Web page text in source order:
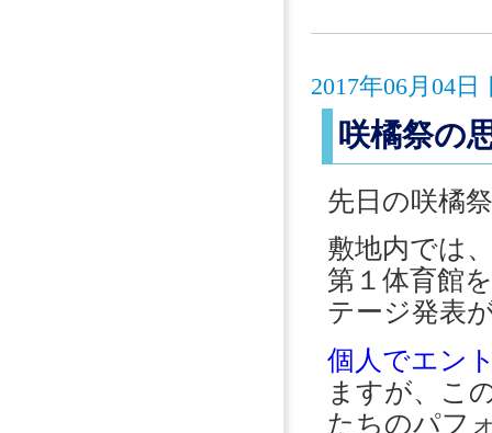
2017年06月04
咲橘祭の
先日の咲橘
敷地内では
第１体育館
テージ発表
個人でエン
ますが、こ
たちのパフ